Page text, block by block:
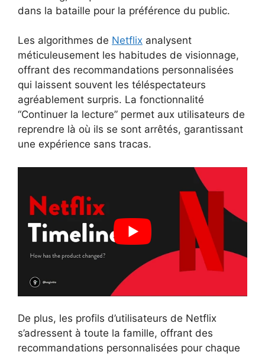
dans la bataille pour la préférence du public.
Les algorithmes de Netflix analysent
méticuleusement les habitudes de visionnage,
offrant des recommandations personnalisées
qui laissent souvent les téléspectateurs
agréablement surpris. La fonctionnalité
“Continuer la lecture” permet aux utilisateurs de
reprendre là où ils se sont arrêtés, garantissant
une expérience sans tracas.
De plus, les profils d’utilisateurs de Netflix
s’adressent à toute la famille, offrant des
recommandations personnalisées pour chaque